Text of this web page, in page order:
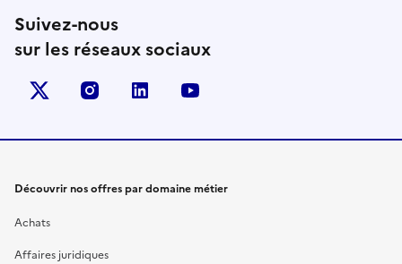
Suivez-nous
sur les réseaux sociaux
X (anciennement Twitter)
instagramlinkedin
Découvrir nos offres par domaine métier
Achats
Affaires juridiques